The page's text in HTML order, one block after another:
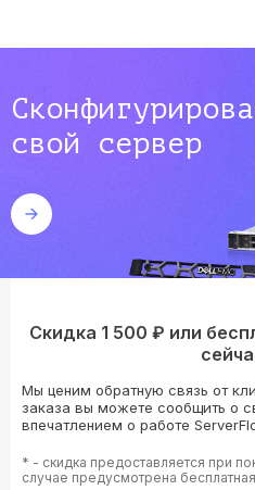
свой сервер
Скидка 1 500 ₽ или
Мы ценим обратную связь от
заказа вы можете сообщить о
впечатлением о работе
* - скидка предоставляется при
случае предусмотрена